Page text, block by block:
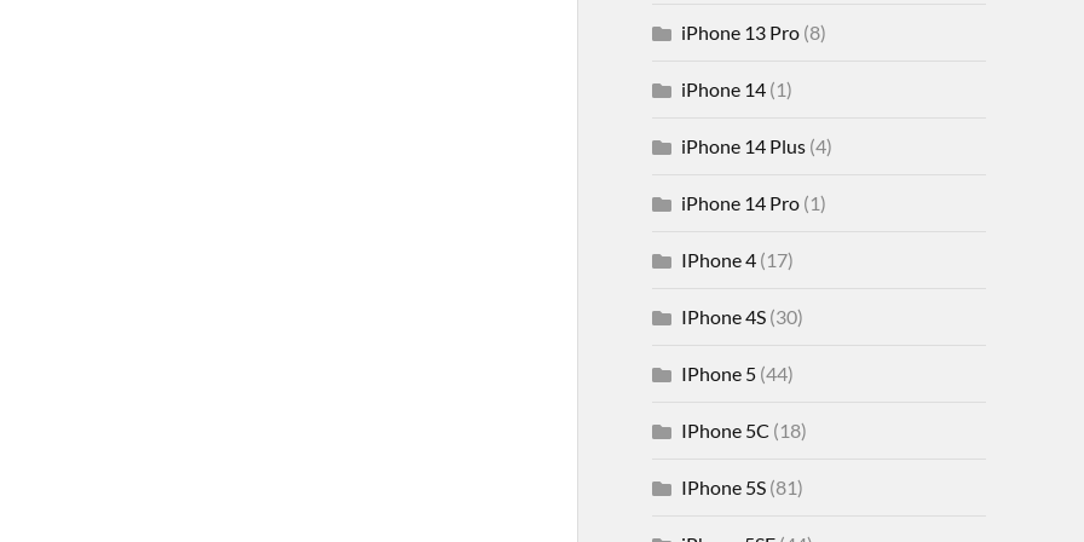
iPhone 13 Pro(8)
iPhone 14(1)
iPhone 14 Plus(4)
iPhone 14 Pro(1)
IPhone 4(17)
IPhone 4S(30)
IPhone 5(44)
IPhone 5C (18)
IPhone 5S(81)